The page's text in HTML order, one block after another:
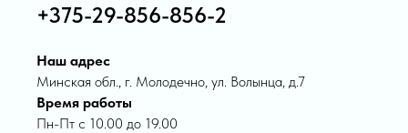
+375-29-856-856-2
Наш адрес
Минская обл., г. Молодечно, ул. Волынца, д.7
Время работы
Пн-Пт с 10.00 до 19.00